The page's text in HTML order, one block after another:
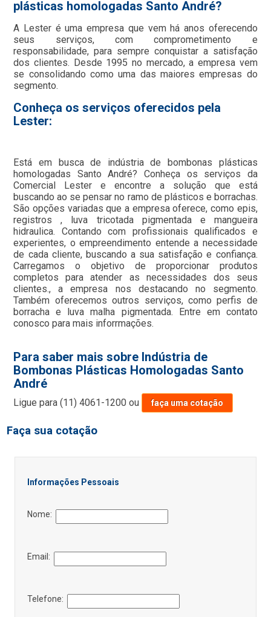
plásticas homologadas Santo André?
A Lester é uma empresa que vem há anos oferecendo
seus serviços, com comprometimento e
responsabilidade, para sempre conquistar a satisfação
dos clientes. Desde 1995 no mercado, a empresa vem
se consolidando como uma das maiores empresas do
segmento.
Conheça os serviços oferecidos pela
Lester:
Está em busca de indústria de bombonas plásticas
homologadas Santo André? Conheça os serviços da
Comercial Lester e encontre a solução que está
buscando ao se pensar no ramo de plásticos e borrachas.
São opções variadas que a empresa oferece, como epis,
registros , luva tricotada pigmentada e mangueira
hidraulica. Contando com profissionais qualificados e
experientes, o empreendimento entende a necessidade
de cada cliente, buscando a sua satisfação e confiança.
Carregamos o objetivo de proporcionar produtos
completos para atender as necessidades dos seus
clientes., a empresa nos destacando no segmento.
Também oferecemos outros serviços, como perfis de
borracha e luva malha pigmentada. Entre em contato
conosco para mais inforrmações.
Para saber mais sobre Indústria de
Bombonas Plásticas Homologadas Santo
André
Ligue para(11) 4061-1200 ou faça uma cotação
Faça sua cotação
Informações Pessoais
Nome:
Email:
Telefone: